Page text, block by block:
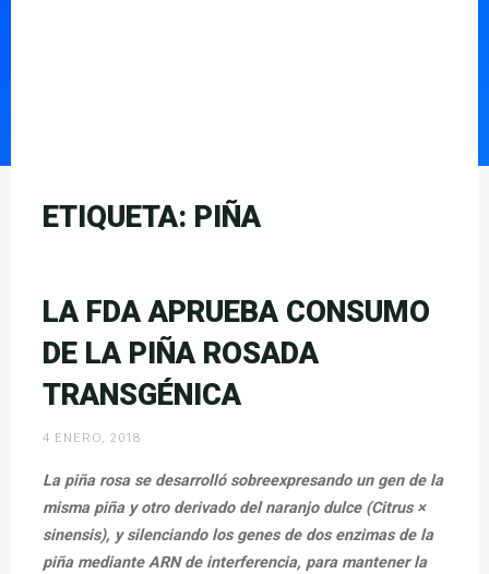
ETIQUETA: PIÑA
LA FDA APRUEBA CONSUMO
DE LA PIÑA ROSADA
TRANSGÉNICA
4 ENERO, 2018
La piña rosa se desarrolló sobreexpresando un gen de la
misma piña y otro derivado del naranjo dulce (Citrus ×
sinensis), y silenciando los genes de dos enzimas de la
piña mediante ARN de interferencia, para mantener la